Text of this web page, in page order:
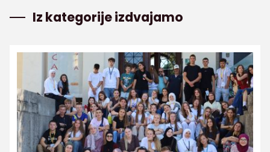
Iz kategorije izdvajamo